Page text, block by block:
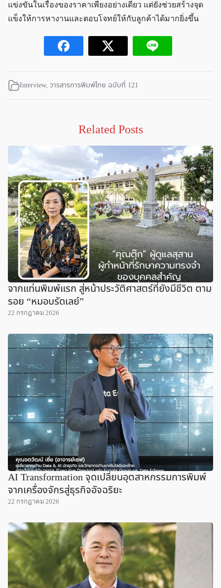
แข่งขันในเรื่องของราคาเพียงอย่างเดียว แต่ยังช่วยสร้างจุด
แข็งให้การหางานและตอบโจทย์ให้กับลูกค้าได้มากยิ่งขึ้น
Interview, วารสารการพิมพ์ไทย ฉบับที่ 121
Related Posts
จากแท่นพิมพ์แรก สู่หน้าประวัติศาสตร์ที่ยังมีชีวิต ตาม
รอย “หมอบรัดเลย์”
22 กรกฎาคม 2026
AI Transformation จุดเปลี่ยนอุตสาหกรรมการพิมพ์
จากเครื่องจักรสู่ธุรกิจอัจฉริยะ
22 กรกฎาคม 2026